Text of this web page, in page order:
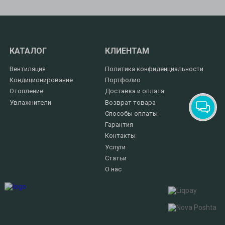
КАТАЛОГ
Вентиляция
Кондиционирование
Отопление
Увлажнители
КЛИЕНТАМ
Политика конфиденциальности
Портфолио
Доставка и оплата
Возврат товара
Способы оплаты
Гарантия
Контакты
Услуги
Статьи
О нас